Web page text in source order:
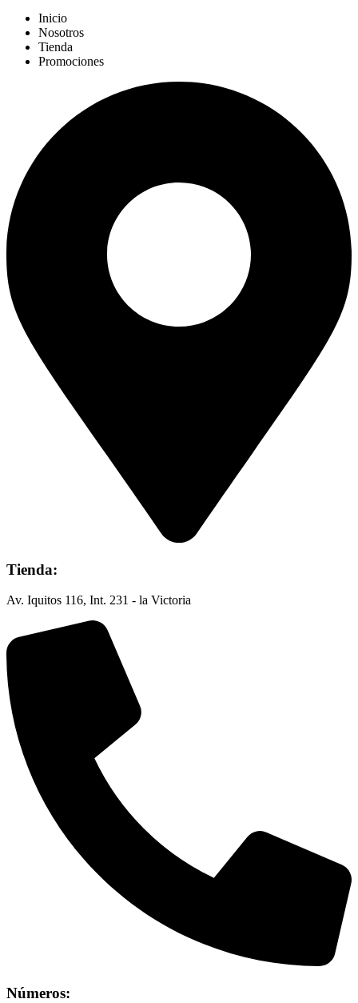
Inicio
Nosotros
Tienda
Promociones
Tienda:
Av. Iquitos 116, Int. 231 - la Victoria
Números: